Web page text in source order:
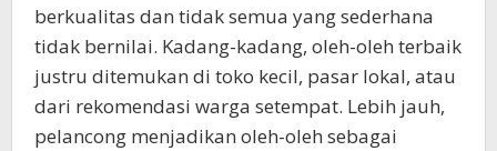
berkualitas dan tidak semua yang sederhana
tidak bernilai. Kadang-kadang, oleh-oleh terbaik
justru ditemukan di toko kecil, pasar lokal, atau
dari rekomendasi warga setempat. Lebih jauh,
pelancong menjadikan oleh-oleh sebagai